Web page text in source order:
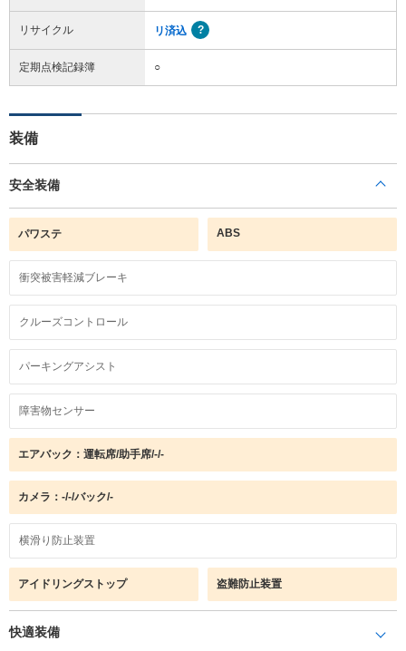
リサイクル リ済込
定期点検記録簿 ○
装備
安全装備
パワステ ABS
衝突被害軽減ブレーキ
クルーズコントロール
パーキングアシスト
障害物センサー
エアバック：運転席/助手席/-/-
カメラ：-/-/バック/-
横滑り防止装置
アイドリングストップ 盗難防止装置
快適装備